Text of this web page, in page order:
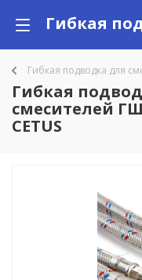
Гибкая подводка для
Гибкая
смесителей
CETUS